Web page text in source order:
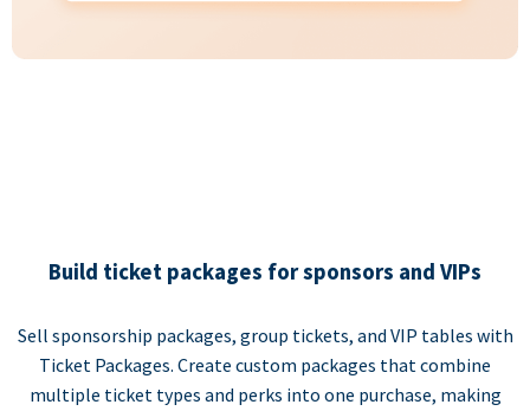
Build ticket packages for sponsors and VIPs
Sell sponsorship packages, group tickets, and VIP tables with
Ticket Packages. Create custom packages that combine
multiple ticket types and perks into one purchase, making